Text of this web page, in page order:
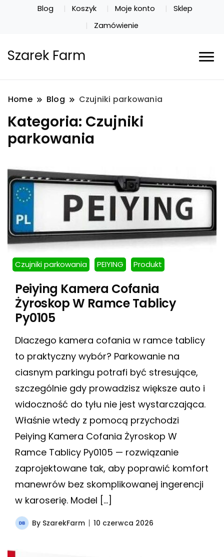
Blog Koszyk Moje konto
Sklep
Zamówienie
Szarek Farm
Home Blog Czujniki parkowania
Kategoria: Czujniki
parkowania
Czujniki parkowania PEIYING Produkt
Peiying Kamera Cofania
Żyroskop W Ramce Tablicy
Py0105
Dlaczego kamera cofania w ramce tablicy
to praktyczny wybór? Parkowanie na
ciasnym parkingu potrafi być stresujące,
szczególnie gdy prowadzisz większe auto i
widoczność do tyłu nie jest wystarczająca.
Właśnie wtedy z pomocą przychodzi
Peiying Kamera Cofania Żyroskop W
Ramce Tablicy Py0105 — rozwiązanie
zaprojektowane tak, aby poprawić komfort
manewrów bez skomplikowanej ingerencji
w karoserię. Model […]
By SzarekFarm 10 czerwca 2026